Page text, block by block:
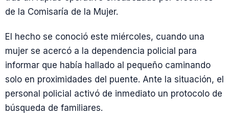
de la Comisaría de la Mujer.
El hecho se conoció este miércoles, cuando una
mujer se acercó a la dependencia policial para
informar que había hallado al pequeño caminando
solo en proximidades del puente. Ante la situación, el
personal policial activó de inmediato un protocolo de
búsqueda de familiares.